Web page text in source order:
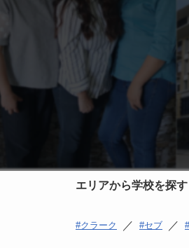
エリアから学校を探す
クラーク ／ セブ ／